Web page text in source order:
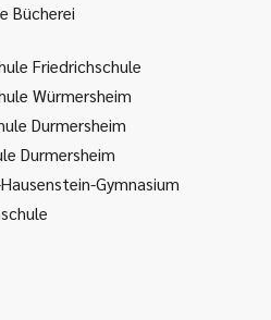
Bücherei
Friedrichschule
Würmersheim
Durmersheim
Durmersheim
Gymnasium